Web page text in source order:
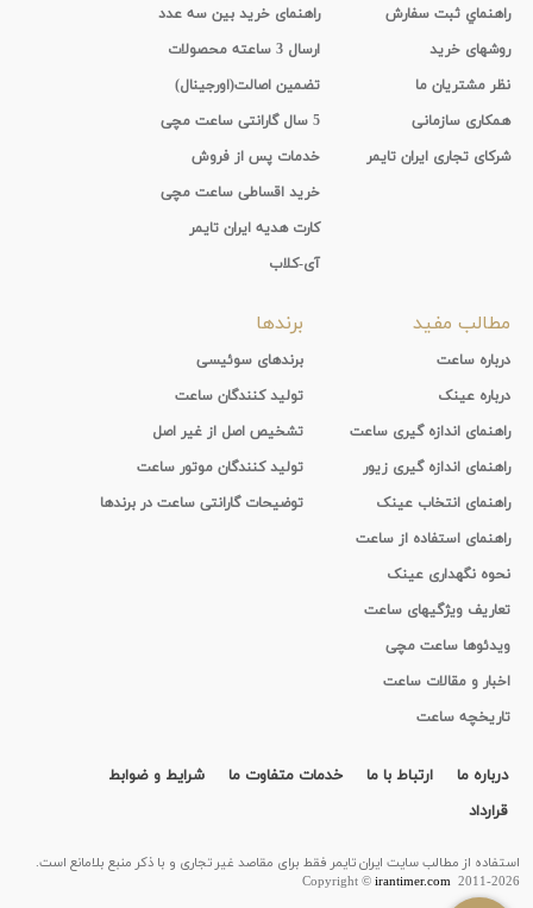
راهنماي ثبت سفارش
روشهای خرید
نظر مشتریان ما
همکاری سازمانی
شرکای تجاری ایران تایمر
راهنمای خرید بین سه عدد
ارسال 3 ساعته محصولات
تضمین اصالت(اورجینال)
5 سال گارانتی ساعت مچی
خدمات پس از فروش
خرید اقساطی ساعت مچی
کارت هدیه ایران تایمر
آی-کلاب
مطالب مفید
درباره ساعت
درباره عینک
راهنمای اندازه گیری ساعت
راهنمای اندازه گیری زیور
راهنمای انتخاب عینک
راهنمای استفاده از ساعت
نحوه نگهداری عینک
تعاریف ویژگیهای ساعت
ویدئوها ساعت مچی
اخبار و مقالات ساعت
تاریخچه ساعت
برندها
برندهای سوئیسی
تولید کنندگان ساعت
تشخیص اصل از غیر اصل
تولید کنندگان موتور ساعت
توضیحات گارانتی ساعت در برندها
درباره ما ارتباط با ما خدمات متفاوت ما
شرایط و ضوابط
قرارداد
استفاده از مطالب سايت ایران تایمر فقط برای مقاصد غیر تجاری و با ذکر منبع بلامانع است.
Copyright ©irantimer.com2011-2026